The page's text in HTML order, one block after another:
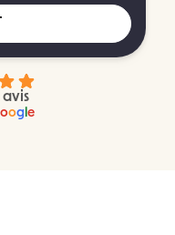
avis
oogle